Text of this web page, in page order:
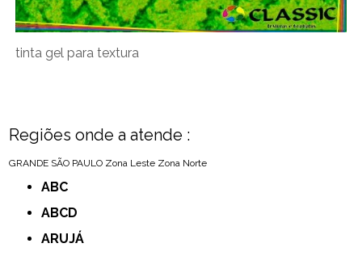
tinta gel para textura
Regiões onde a atende :
GRANDE SÃO PAULO Zona Leste Zona Norte
ABC
ABCD
ARUJÁ